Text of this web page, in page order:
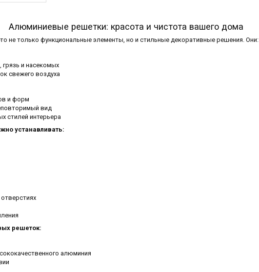
Алюминиевые решетки: красота и чистота вашего дома
не только функциональные элементы, но и стильные декоративные решения. Они:
и насекомых
свежего воздуха
и форм
вид
стилей интерьера
устанавливать:
решеток:
алюминия